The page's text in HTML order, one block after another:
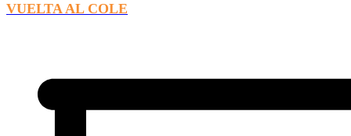
VUELTA AL COLE